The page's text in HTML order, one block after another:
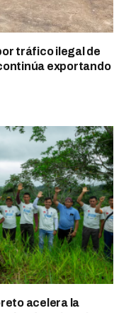
tráfico ilegal de
exportando
acelera la